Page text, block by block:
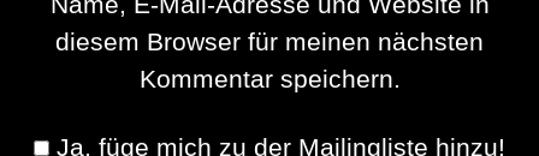
diesem Browser für meinen nächsten
Kommentar speichern.
Ja, füge mich zu der Mailingliste hinzu!